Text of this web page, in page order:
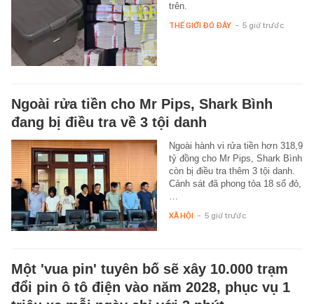
trên.
THẾ GIỚI ĐÓ ĐÂY - 5 giờ trước
Ngoài rửa tiền cho Mr Pips, Shark Bình
đang bị điều tra về 3 tội danh
Ngoài hành vi rửa tiền hơn 318,9
tỷ đồng cho Mr Pips, Shark Bình
còn bị điều tra thêm 3 tội danh.
Cảnh sát đã phong tỏa 18 sổ đỏ,
…
XÃ HỘI - 5 giờ trước
Một 'vua pin' tuyên bố sẽ xây 10.000 trạm
đổi pin ô tô điện vào năm 2028, phục vụ 1